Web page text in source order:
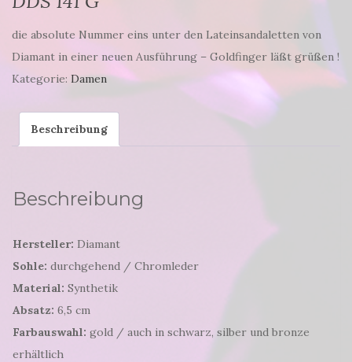
die absolute Nummer eins unter den Lateinsandaletten von
Diamant in einer neuen Ausführung – Goldfinger läßt grüßen !
Kategorie: Damen
Beschreibung
Beschreibung
Hersteller: Diamant
Sohle: durchgehend / Chromleder
Material: Synthetik
Absatz: 6,5 cm
Farbauswahl: gold / auch in schwarz, silber und bronze
erhältlich